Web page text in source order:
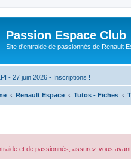
Passion Espace Club
Site d'entraide de passionnés de Renault
- 27 juin 2026 - Inscriptions !
Renault Espace Tutos - Fiches
et de passionnés, assurez-vous